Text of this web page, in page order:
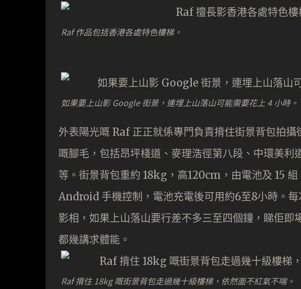
Raf 作品包括香港各處特色樓梯。
如果要上山影 Google 街景，連埋上山落山可能需要花上 4 小時。
外表陽光嘅 Raf 正正就係專門負責揹住街景背包拍
嘅腳毛，包括昂坪棧道、麥理浩徑第八段、中環美利
等。街景背包重約 18kg，高120cm，由電池及 15
Android 手機控制，電池充電後可用約6至8小時。
影相，如果上山落山要行差不多三至四個鐘，睇佢即
都幾講求體能。
Raf 揹住 18kg 嘅街景背包走過幾十級樓梯，依然面不紅氣不喘。